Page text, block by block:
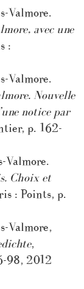
Valmore.
avec une
:
Valmore.
Nouvelle
notice par
p. 162-
Valmore.
Choix et
: Points, p.
Valmore,
,
98, 2012